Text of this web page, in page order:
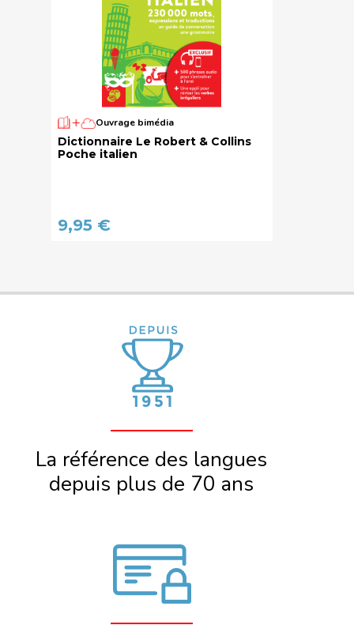
Ouvrage bimédia
Dictionnaire Le Robert & Collins
Poche italien
9,95 €
La référence des langues
depuis plus de 70 ans